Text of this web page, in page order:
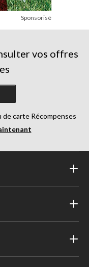
Sponsorisé
vos offres
de carte Récompenses